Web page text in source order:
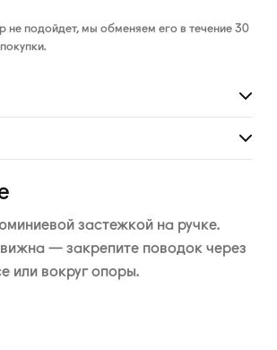
не подойдет, мы обменяем его в течение 30
застежкой на ручке.
— закрепите поводок через
или вокруг опоры.